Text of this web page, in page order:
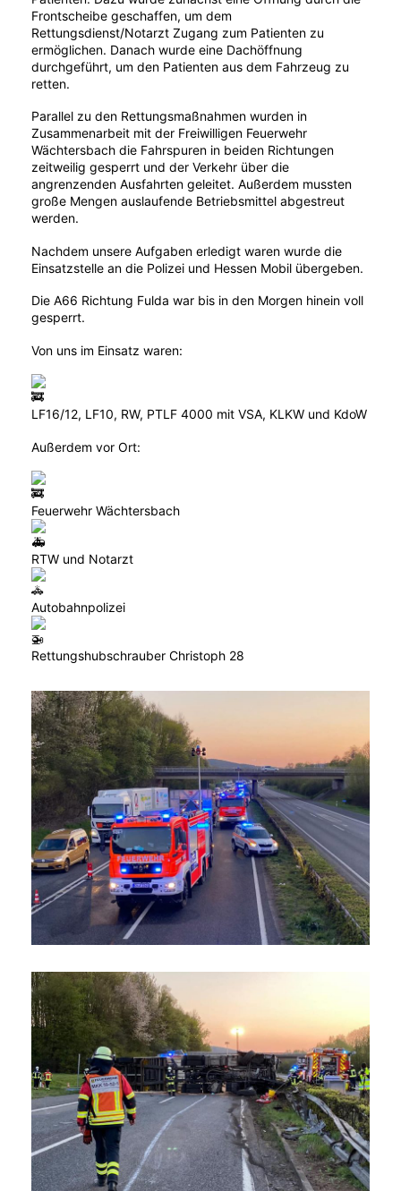
Frontscheibe geschaffen, um dem
Rettungsdienst/Notarzt Zugang zum Patienten zu
ermöglichen. Danach wurde eine Dachöffnung
durchgeführt, um den Patienten aus dem Fahrzeug zu
retten.
Parallel zu den Rettungsmaßnahmen wurden in
Zusammenarbeit mit der Freiwilligen Feuerwehr
Wächtersbach die Fahrspuren in beiden Richtungen
zeitweilig gesperrt und der Verkehr über die
angrenzenden Ausfahrten geleitet. Außerdem mussten
große Mengen auslaufende Betriebsmittel abgestreut
werden.
Nachdem unsere Aufgaben erledigt waren wurde die
Einsatzstelle an die Polizei und Hessen Mobil übergeben.
Die A66 Richtung Fulda war bis in den Morgen hinein voll
gesperrt.
Von uns im Einsatz waren:
LF16/12, LF10, RW, PTLF 4000 mit VSA, KLKW und KdoW
Außerdem vor Ort:
Feuerwehr Wächtersbach
RTW und Notarzt
Autobahnpolizei
Rettungshubschrauber Christoph 28